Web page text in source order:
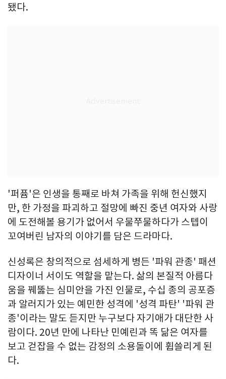
됐다.
'퍼퓸'은 인생을 통째로 바쳐 가족을 위해 헌신했지
만, 한 가정을 파괴하고 절망에 빠진 중년 여자와 사랑
에 도전해볼 용기가 없어서 우물쭈물하다가 스텝이
꼬여버린 남자의 이야기를 담은 드라마다.
신성록은 창의적으로 섬세하게 병든 '파워 관종' 패션
디자이너 서이도 역할을 맡는다. 삶의 본질적 아름다
움을 꿰뚫는 심미안을 가진 인물로, 수십 종의 공포증
과 알러지가 있는 예민한 성격에 '성격 파탄' '파워 관
종'이라는 말도 듣지만 누구보다 자기애가 대단한 사
람이다. 20년 만에 나타난 민예린과 똑 닮은 여자를
보고 걷잡을 수 없는 감정의 소용돌이에 휩쓸리게 된
다.